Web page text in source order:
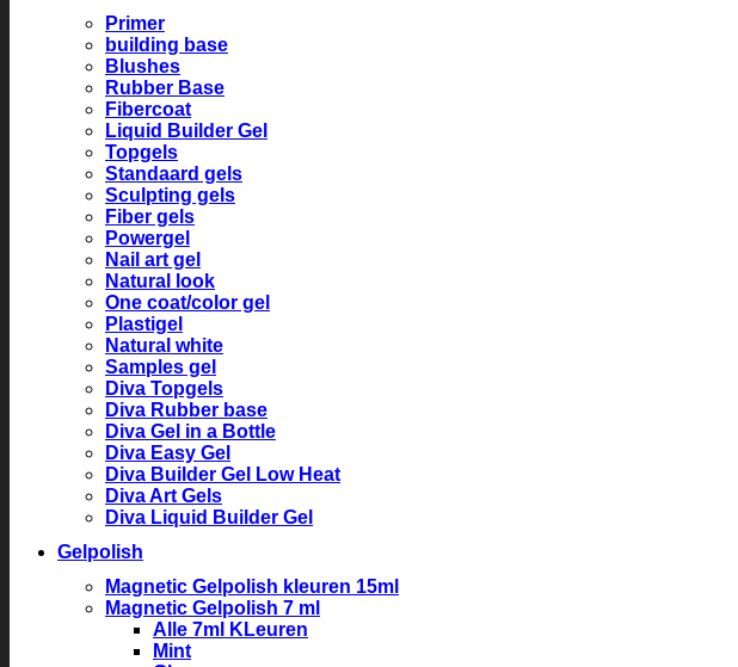
Primer
building base
Blushes
Rubber Base
Fibercoat
Liquid Builder Gel
Topgels
Standaard gels
Sculpting gels
Fiber gels
Powergel
Nail art gel
Natural look
One coat/color gel
Plastigel
Natural white
Samples gel
Diva Topgels
Diva Rubber base
Diva Gel in a Bottle
Diva Easy Gel
Diva Builder Gel Low Heat
Diva Art Gels
Diva Liquid Builder Gel
Gelpolish
Magnetic Gelpolish kleuren 15ml
Magnetic Gelpolish 7 ml
Alle 7ml KLeuren
Mint